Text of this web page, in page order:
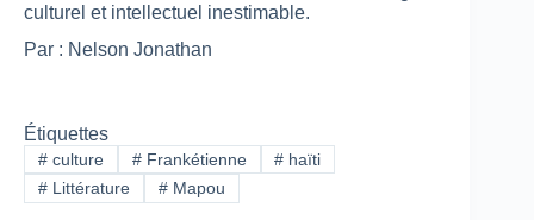
culturel et intellectuel inestimable.
Par : Nelson Jonathan
Étiquettes
#culture #Frankétienne # haïti
#Littérature #Mapou